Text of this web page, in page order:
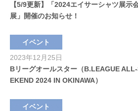
【5/9更新】「2024エイサーシャツ展示
展」開催のお知らせ！
イベント
2023年12月25日
Bリーグオールスター（B.LEAGUE
EKEND 2024 IN OKINAWA）
イベント